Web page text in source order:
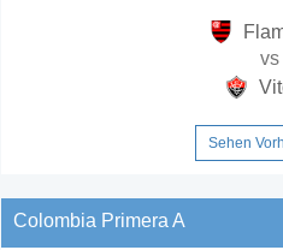
vs
Sehen
Colombia Primera A